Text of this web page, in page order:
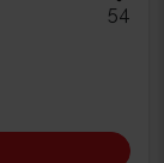
54